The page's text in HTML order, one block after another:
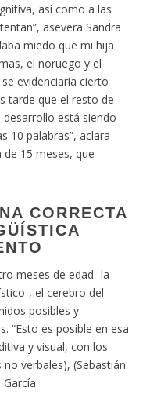
así como a las
asevera Sandra
miedo que mi hija
el noruego y el
evidenciaría cierto
tarde que el resto de
está siendo
10 palabras”, aclara
15 meses, que
CORRECTA
meses de edad -la
, el cerebro del
posibles y
“Esto es posible en esa
y visual, con los
verbales), (Sebastián